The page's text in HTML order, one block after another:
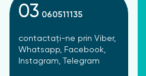
03 060511135
contactați-ne prin Viber,
Whatsapp, Facebook,
Instagram, Telegram